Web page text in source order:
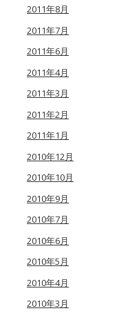
2011年8月
2011年7月
2011年6月
2011年4月
2011年3月
2011年2月
2011年1月
2010年12月
2010年10月
2010年9月
2010年7月
2010年6月
2010年5月
2010年4月
2010年3月